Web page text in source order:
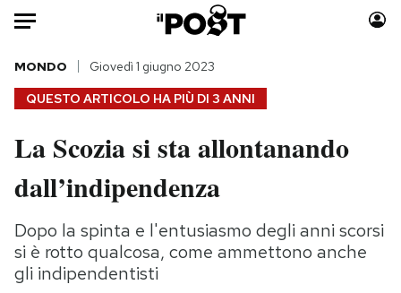
Auto
HOME
Italia
Politica
Tecnologia
Internet
Scienza
Moda
Storie/Idee
Ok Boomer!
QUESTO ARTICOLO HA PIÙ DI 3 ANNI
MONDO Giovedì 1 giugno 2023
La Scozia si sta allontanando
dall’indipendenza
Dopo la spinta e l'entusiasmo degli anni scorsi
si è rotto qualcosa, come ammettono anche
gli indipendentisti